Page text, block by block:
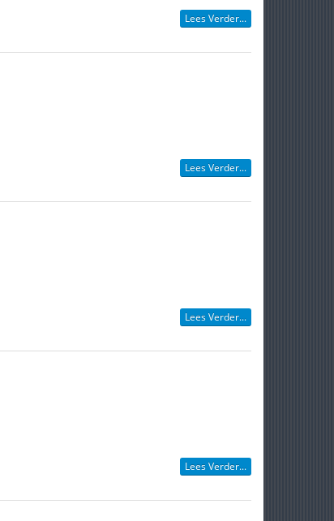
Lees Verder...
Lees Verder...
Lees Verder...
Lees Verder...